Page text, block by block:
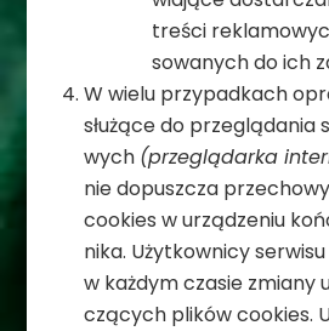
tre­ści
so­wa­nych do ich
W wielu przy­pad­kach
słu­żące do
wych (prze­glą­darka
nie dopusz­cza
cookies w urzą­dze­niu
nika. Użyt­kow­nicy
w każ­dym cza­sie
czą­cych pli­ków cookies.